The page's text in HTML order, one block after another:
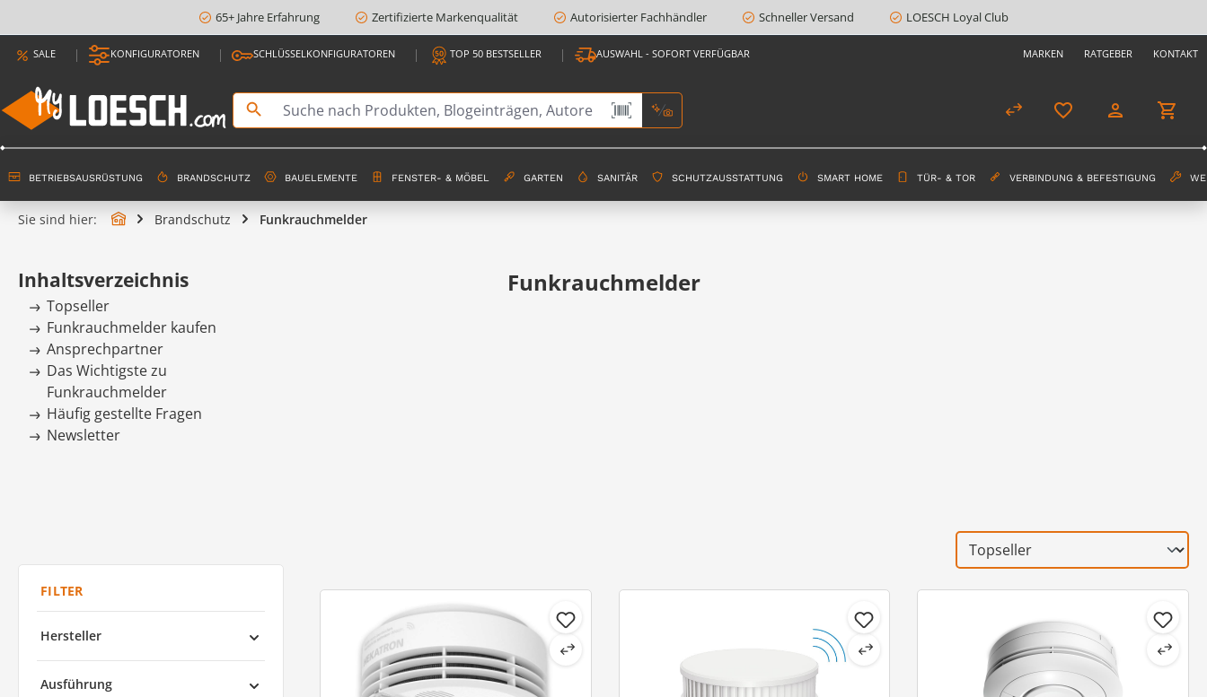
Zur Hauptnavigation springen
65+ Jahre Erfahrung Zertifizierte Markenqualität Autorisierter Fachhändler Schneller Versand LOESCH Loyal Club
SALE KONFIGURATOREN SCHLÜSSELKONFIGURATOREN TOP 50 BESTSELLER AUSWAHL - SOFORT VERFÜGBAR MARKEN RATGEBER KONTAKT
BETRIEBSAUSRÜSTUNG BRANDSCHUTZ BAUELEMENTE FENSTER- & MÖBEL GARTEN SANITÄR SCHUTZAUSSTATTUNG SMART HOME TÜR- & TOR VERBINDUNG & BEFESTIGUNG
Sie sind hier: Brandschutz Funkrauchmelder
Inhaltsverzeichnis
Topseller
Funkrauchmelder kaufen
Ansprechpartner
Das Wichtigste zu
Funkrauchmelder
Häufig gestellte Fragen
Newsletter
Funkrauchmelder
Hersteller
Ausführung